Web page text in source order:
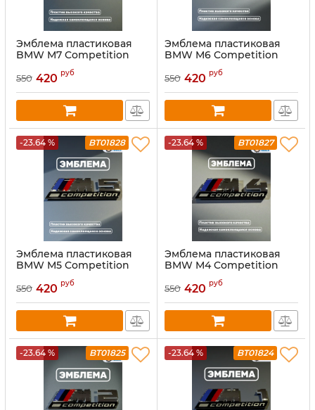
Эмблема пластиковая
BMW M7 Competition
550 420 руб
Эмблема пластиковая
BMW M6 Competition
550 420 руб
-23.64 % BT01828
Эмблема пластиковая
BMW M5 Competition
550 420 руб
-23.64 % BT01827
Эмблема пластиковая
BMW M4 Competition
550 420 руб
-23.64 % BT01825 -23.64 % BT01824